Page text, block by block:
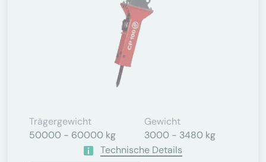
Trägergewicht
50000 - 60000 kg
Gewicht
3000 - 3480 kg
Technische Details